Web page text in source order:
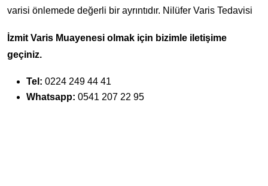
varisi önlemede değerli bir ayrıntıdır. Nilüfer Varis Tedavisi
İzmit Varis Muayenesi olmak için bizimle iletişime
geçiniz.
Tel: 0224 249 44 41
Whatsapp: 0541 207 22 95